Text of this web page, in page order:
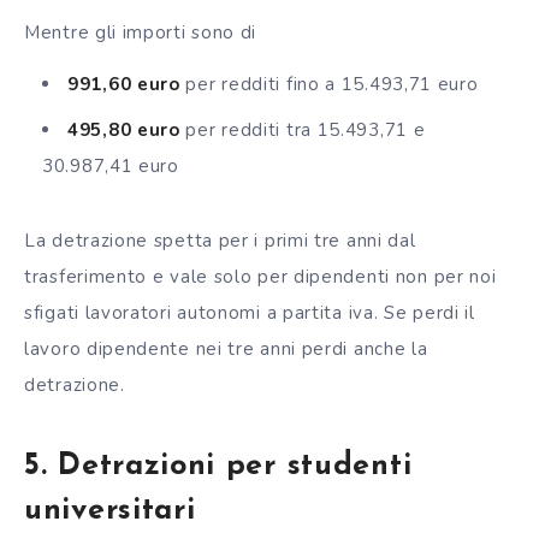
Mentre gli importi sono di
991,60 euro per redditi fino a 15.493,71 euro
495,80 euro per redditi tra 15.493,71 e
30.987,41 euro
La detrazione spetta per i primi tre anni dal
trasferimento e vale solo per dipendenti non per noi
sfigati lavoratori autonomi a partita iva. Se perdi il
lavoro dipendente nei tre anni perdi anche la
detrazione.
5. Detrazioni per studenti
universitari